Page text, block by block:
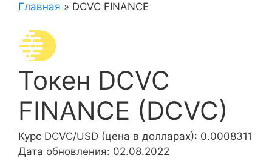
Главная » DCVC FINANCE
Токен DCVC
FINANCE (DCVC)
Курс DCVC/USD (цена в долларах): 0.0008311
Дата обновления: 02.08.2022